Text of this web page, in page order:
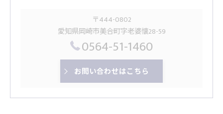
〒444-0802
愛知県岡崎市美合町字老婆懐28-59
0564-51-1460
お問い合わせはこちら